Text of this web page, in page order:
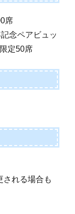
席
念ペアビュッ
定50席
れる場合も